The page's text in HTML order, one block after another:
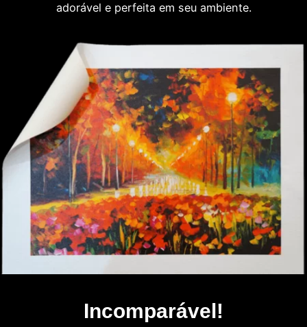
adorável e perfeita em seu ambiente.
Incomparável!